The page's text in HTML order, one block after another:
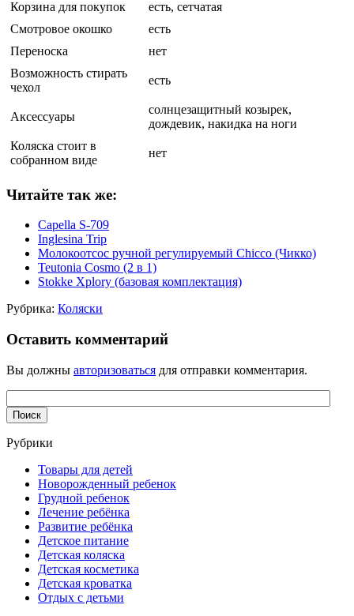
Корзина для покупок
есть, сетчатая
Смотровое окошко
есть
Переноска
нет
Возможность стирать
чехол
есть
Аксессуары
солнцезащитный козырек,
дождевик, накидка на ноги
Коляска стоит в
собранном виде
нет
Читайте так же:
Capella S-709
Inglesina Trip
Молокоотсос ручной регулируемый Chicco (Чикко)
Teutonia Cosmo (2 в 1)
Stokke Xplory (базовая комплектация)
Рубрика: Коляски
Оставить комментарий
Вы должны авторизоваться для отправки комментария.
Рубрики
Товары для детей
Новорожденный ребенок
Грудной ребенок
Лечение ребёнка
Развитие ребёнка
Детское питание
Детская коляска
Детская косметика
Детская кроватка
Отдых с детьми